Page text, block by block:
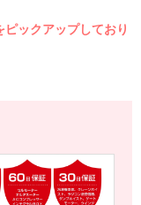
ックアップしており